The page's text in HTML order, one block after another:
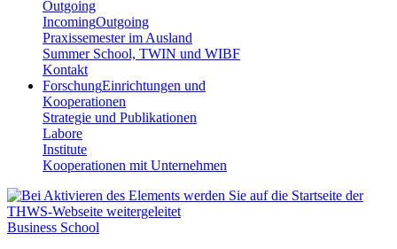
Outgoing
IncomingOutgoing
Praxissemester im Ausland
Summer School, TWIN und WIBF
Kontakt
ForschungEinrichtungen und
Kooperationen
Strategie und Publikationen
Labore
Institute
Kooperationen mit Unternehmen
Business School